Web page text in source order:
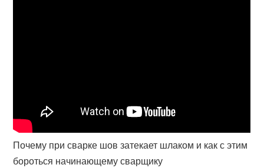
Почему при сварке шов затекает шлаком и как с этим
бороться начинающему сварщику